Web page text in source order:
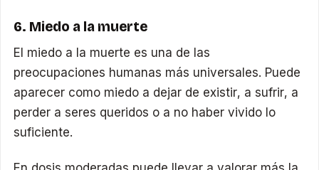
6. Miedo a la muerte
El miedo a la muerte es una de las
preocupaciones humanas más universales. Puede
aparecer como miedo a dejar de existir, a sufrir, a
perder a seres queridos o a no haber vivido lo
suficiente.